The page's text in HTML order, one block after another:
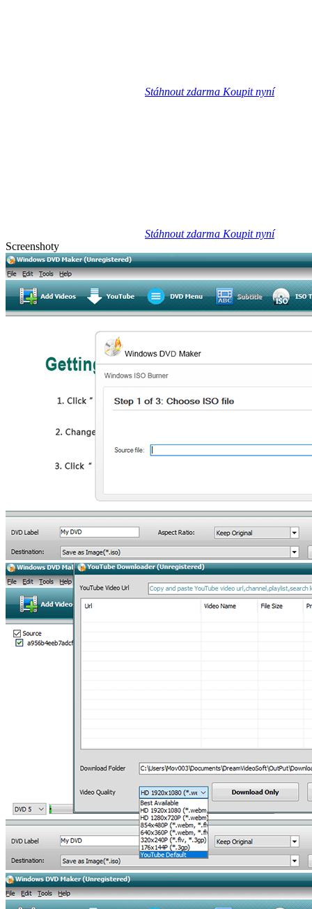
Stáhnout zdarma Koupit nyní
Stáhnout zdarma Koupit nyní
Screenshoty